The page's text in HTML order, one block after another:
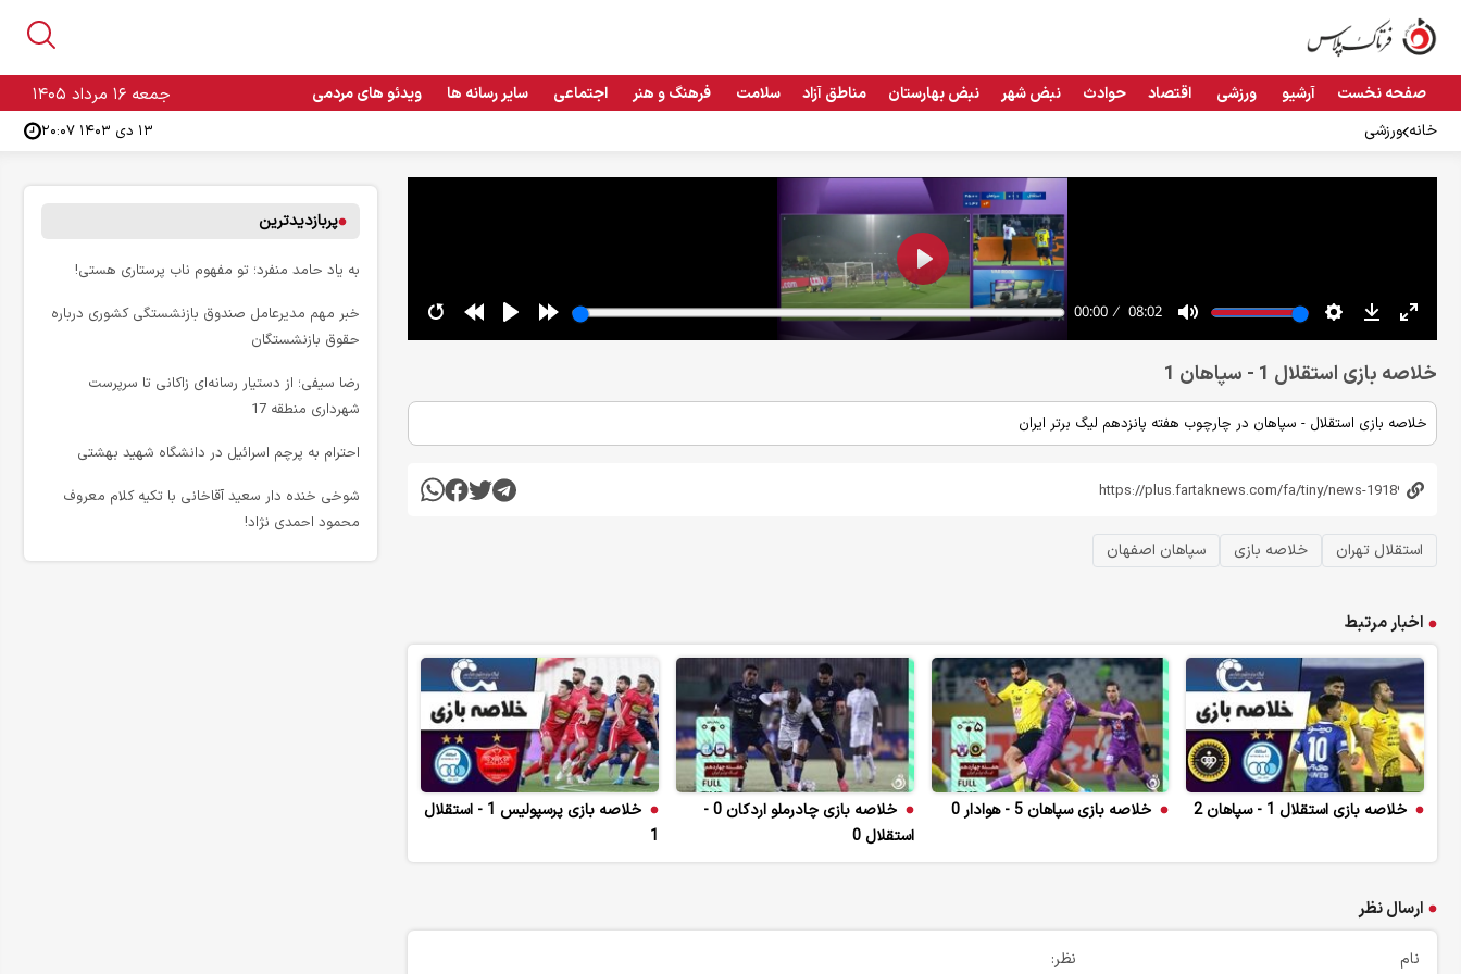
صفحه نخست آرشیو ورزشی اقتصاد حوادث نبض شهر نبض بهارستان مناطق آزاد سلامت فرهنگ و هنر اجتماعی سایر رسانه ها ویدئو های مردمی جمعه ۱۶ مرداد ۱۴۰۵
خانه ورزشی ۱۳ دی ۱۴۰۳ ۲۰:۰۷
خلاصه بازی استقلال 1 - سپاهان 1
خلاصه بازی استقلال - سپاهان در چارچوب هفته پانزدهم لیگ برتر ایران
استقلال تهران خلاصه بازی سپاهان اصفهان
اخبار مرتبط
خلاصه بازی استقلال 1 - سپاهان 2 خلاصه بازی سپاهان 5 - هوادار 0
خلاصه بازی چادرملو اردکان 0 -
استقلال 0
خلاصه بازی پرسپولیس 1 - استقلال
1
ارسال نظر
نام نظر:
پربازدیدترین
به یاد حامد منفرد؛ تو مفهوم ناب پرستاری هستی!
خبر مهم مدیرعامل صندوق بازنشستگی کشوری درباره
حقوق بازنشستگان
رضا سیفی؛ از دستیار رسانه‌ای زاکانی تا سرپرست
شهرداری منطقه 17
احترام به پرچم اسرائیل در دانشگاه شهید بهشتی
شوخی خنده دار سعید آقاخانی با تکیه کلام معروف
محمود احمدی نژاد!